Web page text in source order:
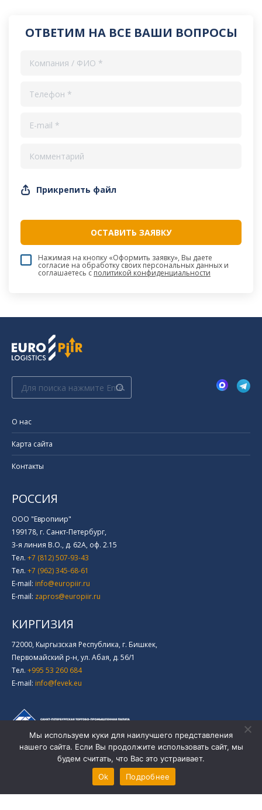
ОТВЕТИМ НА ВСЕ ВАШИ ВОПРОСЫ
Прикрепить файл
Нажимая на кнопку «Оформить заявку», Вы даете
согласие на обработку своих персональных данных и
соглашаетесь cполитикой конфиденциальности
Поиск:
РОССИЯ
ООО "Европиир"
199178, г. Санкт-Петербург,
3-я линия В.О., д. 62А, оф. 2.15
Тел. +7 (812) 507-93-43
Тел. +7 (962) 345-68-61
E-mail: info@europiir.ru
E-mail: zapros@europiir.ru
КИРГИЗИЯ
72000, Кыргызская Республика, г. Бишкек,
Первомайский р-н, ул. Абая, д. 56/1
Тел. +995 53 260 684
E-mail: info@fevek.eu
О нас
Карта сайта
Контакты
© EuroPiir - Логистическая компания 2026
Политика конфиденциальности
Соглашение
Мы используем куки для наилучшего представления
нашего сайта. Если Вы продолжите использовать сайт, мы
будем считать, что Вас это устраивает.
Ok
Подробнее